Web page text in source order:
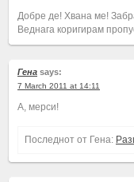
Добре де! Хвана ме!
Веднага коригирам
Гена says:
7 March 2011 at 14:11
А, мерси!
Последнот от Гена: